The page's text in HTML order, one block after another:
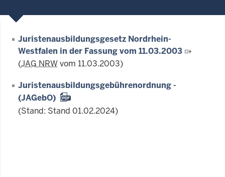
Juristenausbildungsgesetz Nordrhein-
Westfalen in der Fassung vom 11.03.2003
(JAG NRWvom 11.03.2003)
Juristenausbildungsgebührenordnung -
(JAGebO)
(Stand: Stand 01.02.2024)